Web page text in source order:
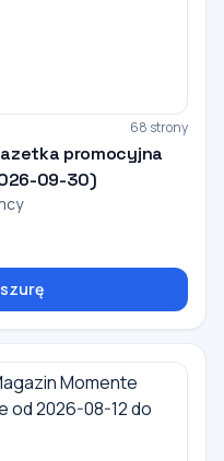
68 strony
promocyjna
09-30)